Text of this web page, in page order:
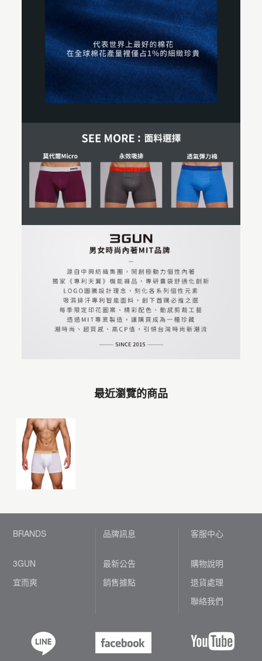
最近瀏覽的商品
BRANDS
3GUN
宜而爽
品牌訊息
最新公告
銷售據點
客服中心
購物說明
退貨處理
聯絡我們